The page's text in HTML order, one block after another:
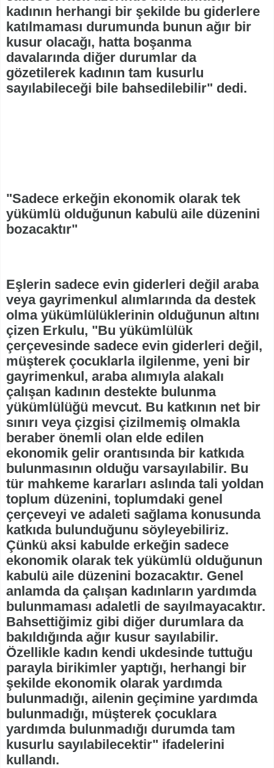
kadının herhangi bir şekilde bu giderlere
katılmaması durumunda bunun ağır bir
kusur olacağı, hatta boşanma
davalarında diğer durumlar da
gözetilerek kadının tam kusurlu
sayılabileceği bile bahsedilebilir" dedi.
"Sadece erkeğin ekonomik olarak tek
yükümlü olduğunun kabulü aile düzenini
bozacaktır"
Eşlerin sadece evin giderleri değil araba
veya gayrimenkul alımlarında da destek
olma yükümlülüklerinin olduğunun altını
çizen Erkulu, "Bu yükümlülük
çerçevesinde sadece evin giderleri değil,
müşterek çocuklarla ilgilenme, yeni bir
gayrimenkul, araba alımıyla alakalı
çalışan kadının destekte bulunma
yükümlülüğü mevcut. Bu katkının net bir
sınırı veya çizgisi çizilmemiş olmakla
beraber önemli olan elde edilen
ekonomik gelir orantısında bir katkıda
bulunmasının olduğu varsayılabilir. Bu
tür mahkeme kararları aslında tali yoldan
toplum düzenini, toplumdaki genel
çerçeveyi ve adaleti sağlama konusunda
katkıda bulunduğunu söyleyebiliriz.
Çünkü aksi kabulde erkeğin sadece
ekonomik olarak tek yükümlü olduğunun
kabulü aile düzenini bozacaktır. Genel
anlamda da çalışan kadınların yardımda
bulunmaması adaletli de sayılmayacaktır.
Bahsettiğimiz gibi diğer durumlara da
bakıldığında ağır kusur sayılabilir.
Özellikle kadın kendi ukdesinde tuttuğu
parayla birikimler yaptığı, herhangi bir
şekilde ekonomik olarak yardımda
bulunmadığı, ailenin geçimine yardımda
bulunmadığı, müşterek çocuklara
yardımda bulunmadığı durumda tam
kusurlu sayılabilecektir" ifadelerini
kullandı.